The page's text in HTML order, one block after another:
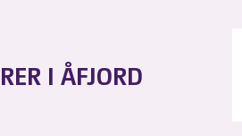
I ÅFJORD